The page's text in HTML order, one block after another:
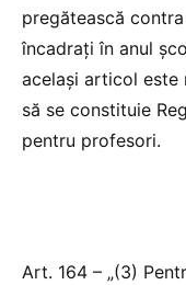
pregătească
încadrați în anul
același articol este
să se constituie
pentru profesori.
Art. 164 – „(3)